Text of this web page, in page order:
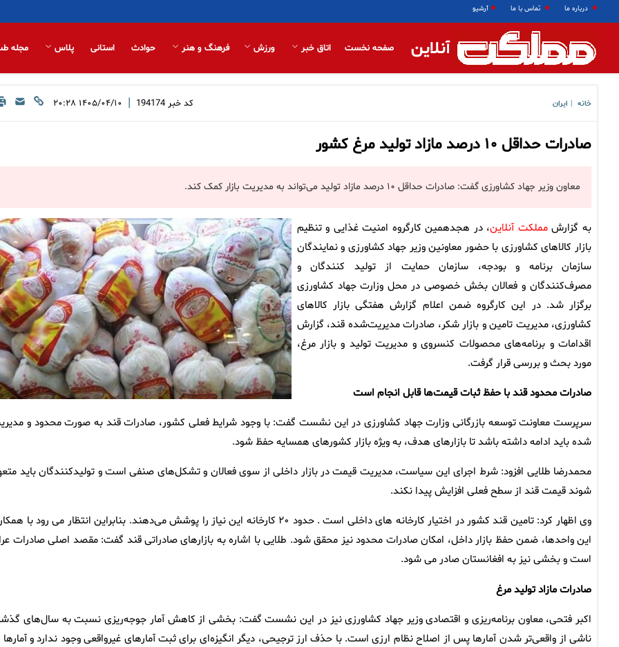
درباره ما تماس با ما آرشیو
آنلاین صفحه نخست اتاق خبر ورزش فرهنگ و هنر حوادث استانی پلاس مجله
خانه ایران کد خبر 194174
| ۱۴۰۵/۰۴/۱۰ ۲۰:۲۸
صادرات حداقل ۱۰ درصد مازاد تولید مرغ کشور
معاون وزیر جهاد کشاورزی گفت: صادرات حداقل ۱۰ درصد مازاد تولید می‌تواند به مدیریت بازار کمک کند.
به گزارشمملکت آنلاین، در هجدهمین کارگروه امنیت غذایی و تنظیم
بازار کالاهای کشاورزی با حضور معاونین وزیر جهاد کشاورزی و نمایندگان
سازمان برنامه و بودجه، سازمان حمایت از تولید کنندگان و
مصرف‌کنندگان و فعالان بخش خصوصی در محل وزارت جهاد کشاورزی
برگزار شد. در این کارگروه ضمن اعلام گزارش هفتگی بازار کالاهای
کشاورزی، مدیریت تامین و بازار شکر، صادرات مدیریت‌شده قند، گزارش
اقدامات و برنامه‌های محصولات کنسروی و مدیریت تولید و بازار مرغ،
مورد بحث و بررسی قرار گرفت.
صادرات محدود قند با حفظ ثبات قیمت‌ها قابل انجام است
سرپرست معاونت توسعه بازرگانی وزارت جهاد کشاورزی در این نشست گفت: با وجود شرایط فعلی کشور، صادرات قند به صورت محدود و
شده باید ادامه داشته باشد تا بازارهای هدف، به ویژه بازار کشورهای همسایه حفظ شود.
محمدرضا طلایی افزود: شرط اجرای این سیاست، مدیریت قیمت در بازار داخلی از سوی فعالان و تشکل‌های صنفی است و تولیدکنندگان باید
شوند قیمت قند از سطح فعلی افزایش پیدا نکند.
وی اظهار کرد: تامین قند کشور در اختیار کارخانه های داخلی است . حدود ۲۰ کارخانه این نیاز را پوشش می‌دهند. بنابراین انتظار می رود با
این واحدها، ضمن حفظ بازار داخل، امکان صادرات محدود نیز محقق شود. طلایی با اشاره به بازارهای صادراتی قند گفت: مقصد اصلی صادرات
است و بخشی نیز به افغانستان صادر می شود.
صادرات مازاد تولید مرغ
اکبر فتحی، معاون برنامه‌ریزی و اقتصادی وزیر جهاد کشاورزی نیز در این نشست گفت: بخشی از کاهش آمار جوجه‌ریزی نسبت به سال‌های
ناشی از واقعی‌تر شدن آمارها پس از اصلاح نظام ارزی است. با حذف ارز ترجیحی، دیگر انگیزه‌ای برای ثبت آمارهای غیرواقعی وجود ندارد و آمارها